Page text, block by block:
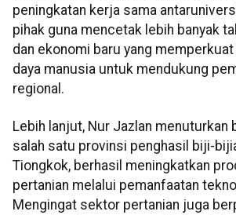
peningkatan kerja sama
pihak guna mencetak lebih banyak
dan ekonomi baru yang
daya manusia untuk mendukung
regional.
Lebih lanjut, Nur Jazlan menuturkan
salah satu provinsi penghasil biji-
Tiongkok, berhasil meningkatkan
pertanian melalui pemanfaatan
Mengingat sektor pertanian juga